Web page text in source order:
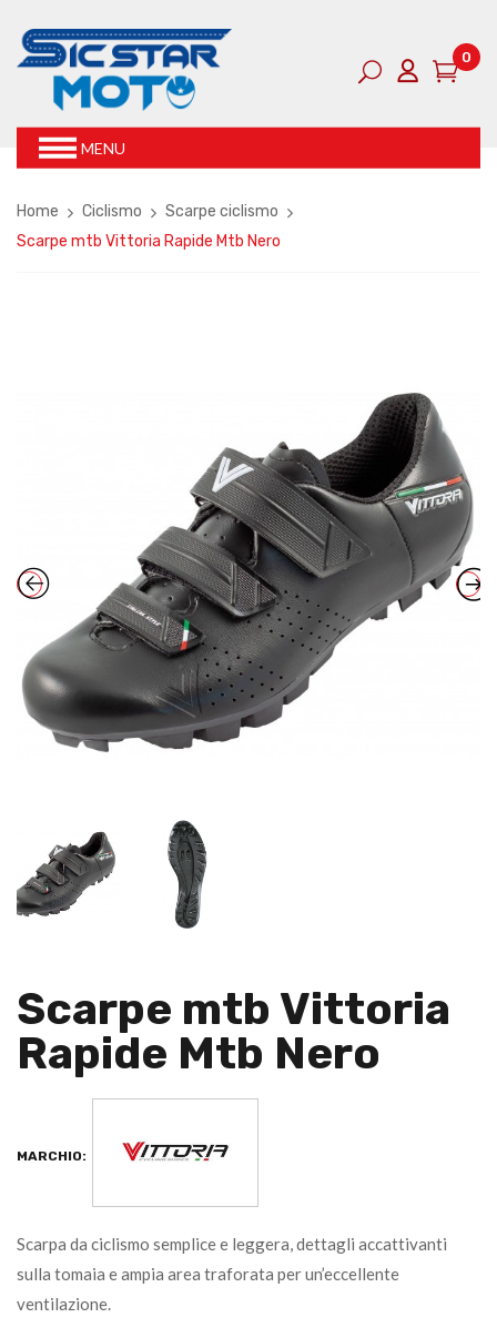
0
MENU
Home Ciclismo
Scarpe ciclismo
Scarpe mtb Vittoria Rapide Mtb Nero
Scarpe mtb Vittoria
Rapide Mtb Nero
MARCHIO:
Scarpa da ciclismo semplice e leggera, dettagli accattivanti
sulla tomaia e ampia area traforata per un’eccellente
ventilazione.